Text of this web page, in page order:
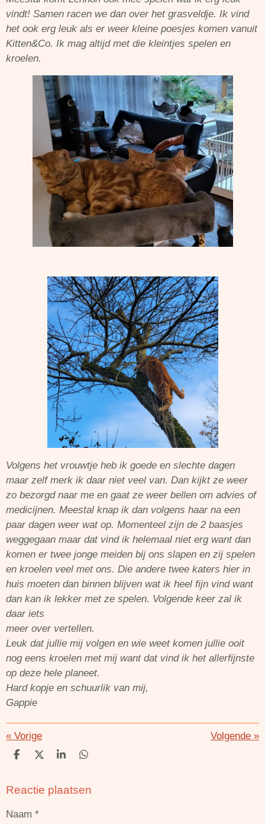
vindt! Samen racen we dan over het grasveldje. Ik vind
het ook erg leuk als er weer kleine poesjes komen vanuit
Kitten&Co. Ik mag altijd met die kleintjes spelen en
kroelen.
Volgens het vrouwtje heb ik goede en slechte dagen
maar zelf merk ik daar niet veel van. Dan kijkt ze weer
zo bezorgd naar me en gaat ze weer bellen om advies of
medicijnen. Meestal knap ik dan volgens haar na een
paar dagen weer wat op. Momenteel zijn de 2 baasjes
weggegaan maar dat vind ik helemaal niet erg want dan
komen er twee jonge meiden bij ons slapen en zij spelen
en kroelen veel met ons. Die andere twee katers hier in
huis moeten dan binnen blijven wat ik heel fijn vind want
dan kan ik lekker met ze spelen. Volgende keer zal ik
daar iets
meer over vertellen.
Leuk dat jullie mij volgen en wie weet komen jullie ooit
nog eens kroelen met mij want dat vind ik het allerfijnste
op deze hele planeet.
Hard kopje en schuurlik van mij,
Gappie
« Vorige Volgende »
D
e
D
l
S
r
D
e
Reactie plaatsen
Naam *